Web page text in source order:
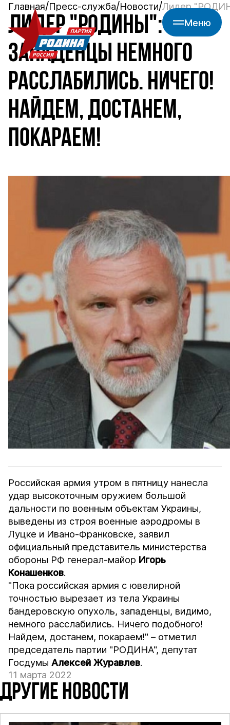
Меню
Главная Пресс-служба Новости Лидер
ЛИДЕР "РОДИНЫ":
ЗАПАДЕНЦЫ НЕМНОГО
РАССЛАБИЛИСЬ. НИЧЕГО!
НАЙДЕМ, ДОСТАНЕМ,
ПОКАРАЕМ!
Российская армия утром в пятницу нанесла
удар высокоточным оружием большой
дальности по военным объектам Украины,
выведены из строя военные аэродромы в
Луцке и Ивано-Франковске, заявил
официальный представитель министерства
обороны РФ генерал-майор Игорь
Конашенков.
"Пока российская армия с ювелирной
точностью вырезает из тела Украины
бандеровскую опухоль, западенцы, видимо,
немного расслабились. Ничего подобного!
Найдем, достанем, покараем!" – отметил
председатель партии "РОДИНА", депутат
ГосдумыАлексей Журавлев.
11 марта 2022
ДРУГИЕ НОВОСТИ